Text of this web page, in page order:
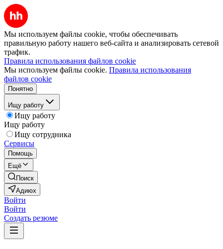
Мы используем файлы cookie, чтобы обеспечивать
правильную работу нашего веб-сайта и анализировать сетевой
трафик.
Правила использования файлов cookie
Мы используем файлы cookie. Правила использования
файлов cookie
Понятно
Ищу работу
Ищу работу
Ищу работу
Ищу сотрудника
Сервисы
Помощь
Ещё
Поиск
Адиюх
Войти
Войти
Создать резюме